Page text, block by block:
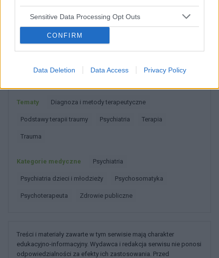
Sensitive Data Processing Opt Outs
CONFIRM
Data Deletion Data Access Privacy Policy
Dobry tekst? Udostępnij go na Facebooku?
Tematy Diagnoza i metody terapeutyczne
Podstawy terapii traumy Psychiatria Terapia
Trauma
Kategorie medyczne Psychiatria
Psychiatria dzieci i młodzieży Psychosomatyka
Psychoterapeuta Zdrowie publiczne
Treści i materiały zawarte w tym serwisie mają charakter
edukacyjno-informacyjny. Wydawca i redakcja serwisu nie ponosi
odpowiedzialności za efekty ich zastosowania. Przed